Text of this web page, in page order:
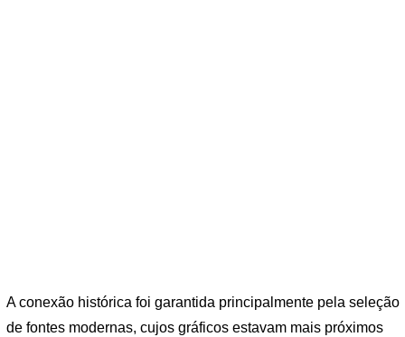
A conexão histórica foi garantida principalmente pela seleção
de fontes modernas, cujos gráficos estavam mais próximos